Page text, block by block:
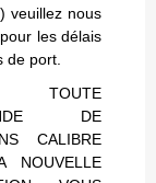
veuillez nous
les délais
de port.
TOUTE
DE
CALIBRE
NOUVELLE